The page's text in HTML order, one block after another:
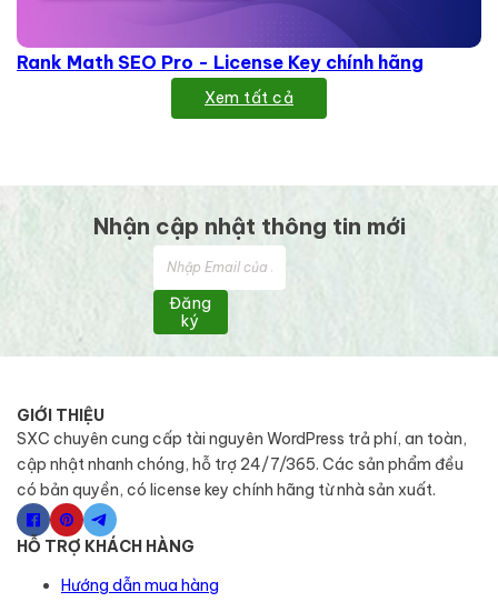
Rank Math SEO Pro - License Key chính hãng
Xem tất cả
Nhận cập nhật thông tin mới
Đăng
ký
GIỚI THIỆU
SXC chuyên cung cấp tài nguyên WordPress trả phí, an toàn,
cập nhật nhanh chóng, hỗ trợ 24/7/365. Các sản phẩm đều
có bản quyền, có license key chính hãng từ nhà sản xuất.
HỖ TRỢ KHÁCH HÀNG
Hướng dẫn mua hàng